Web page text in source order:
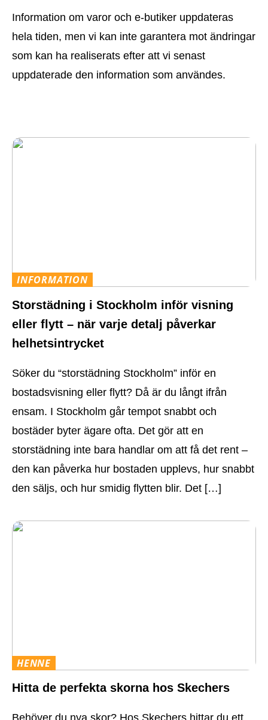
Information om varor och e-butiker uppdateras
hela tiden, men vi kan inte garantera mot ändringar
som kan ha realiserats efter att vi senast
uppdaterade den information som användes.
INFORMATION
Storstädning i Stockholm inför visning
eller flytt – när varje detalj påverkar
helhetsintrycket
Söker du “storstädning Stockholm” inför en
bostadsvisning eller flytt? Då är du långt ifrån
ensam. I Stockholm går tempot snabbt och
bostäder byter ägare ofta. Det gör att en
storstädning inte bara handlar om att få det rent –
den kan påverka hur bostaden upplevs, hur snabbt
den säljs, och hur smidig flytten blir. Det […]
HENNE
Hitta de perfekta skorna hos Skechers